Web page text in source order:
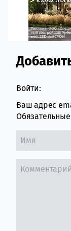
Войти:
Ваш адрес